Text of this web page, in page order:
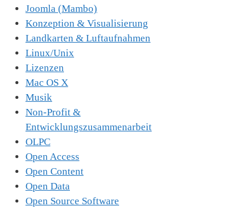
Joomla (Mambo)
Konzeption & Visualisierung
Landkarten & Luftaufnahmen
Linux/Unix
Lizenzen
Mac OS X
Musik
Non-Profit &
Entwicklungszusammenarbeit
OLPC
Open Access
Open Content
Open Data
Open Source Software